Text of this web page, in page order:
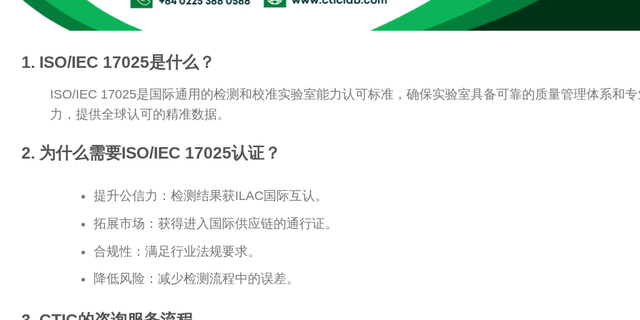
1. ISO/IEC 17025是什么？
ISO/IEC 17025是国际通用的检测和校准实验室能力认可标准，确保实验室具备可靠的质量管理体系和
力，提供全球认可的精准数据。
2. 为什么需要ISO/IEC 17025认证？
提升公信力：检测结果获ILAC国际互认。
拓展市场：获得进入国际供应链的通行证。
合规性：满足行业法规要求。
降低风险：减少检测流程中的误差。